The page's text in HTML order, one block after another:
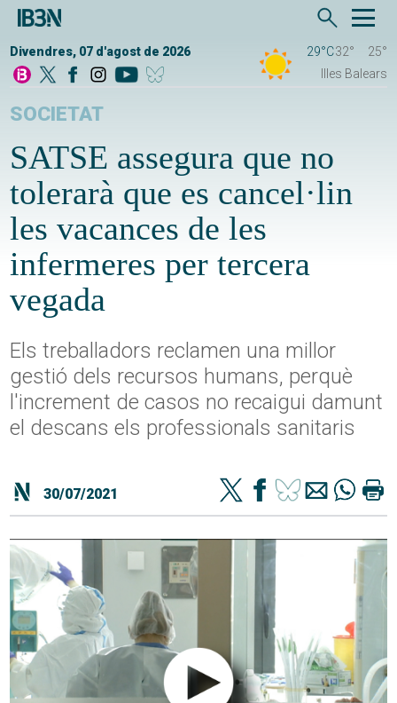
Divendres, 07 d'agost de 2026 29°C32°
25°
Illes Balears
SOCIETAT
SATSE assegura que no
tolerarà que es cancel·lin
les vacances de les
infermeres per tercera
vegada
Els treballadors reclamen una millor
gestió dels recursos humans, perquè
l'increment de casos no recaigui damunt
el descans els professionals sanitaris
30/07/2021